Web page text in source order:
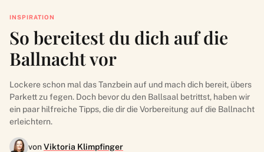
INSPIRATION
So bereitest du dich auf die
Ballnacht vor
Lockere schon mal das Tanzbein auf und mach dich bereit, übers
Parkett zu fegen. Doch bevor du den Ballsaal betrittst, haben wir
ein paar hilfreiche Tipps, die dir die Vorbereitung auf die Ballnacht
erleichtern.
vonViktoria Klimpfinger